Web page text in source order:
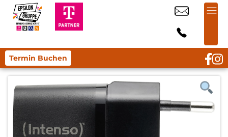
Termin Buchen